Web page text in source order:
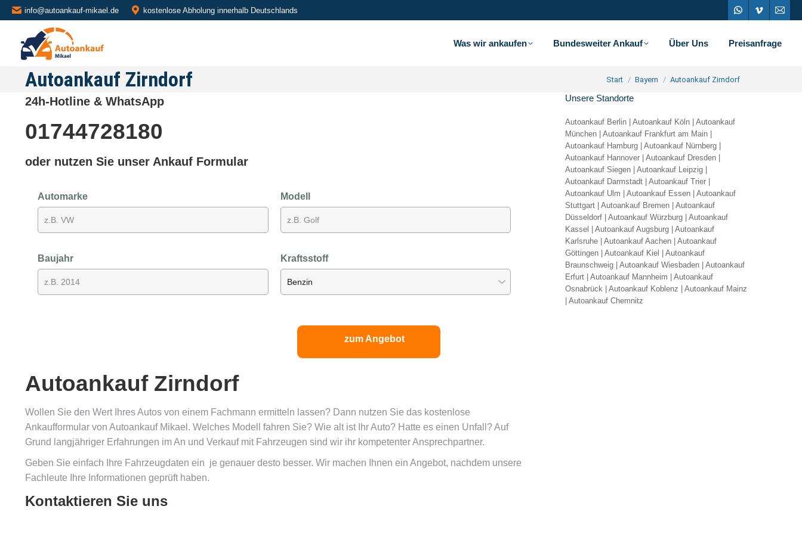
info@autoankauf-mikael.de kostenlose Abholung innerhalb Deutschlands
Whatsapp
page
in
Vimeo
page
E-
Mail
Was wir ankaufen Bundesweiter Ankauf Über Uns Preisanfrage
Autoankauf Zirndorf Sie befinden sich hier:
Start Bayern Autoankauf Zirndorf
24h-Hotline & WhatsApp
01744728180
oder nutzen Sie unser Ankauf Formular
Automarke
Baujahr
Modell
Kraftsstoff
zum Angebot
Autoankauf Zirndorf
Wollen Sie den Wert Ihres Autos von einem Fachmann ermitteln lassen? Dann nutzen Sie das kostenlose
Ankaufformular von Autoankauf Mikael. Welches Modell fahren Sie? Wie alt ist Ihr Auto? Hatte es einen Unfall? Auf
Grund langjähriger Erfahrungen im An und Verkauf mit Fahrzeugen sind wir ihr kompetenter Ansprechpartner.
Geben Sie einfach Ihre Fahrzeugdaten ein  je genauer desto besser. Wir machen Ihnen ein Angebot, nachdem unsere
Fachleute Ihre Informationen geprüft haben.
Kontaktieren Sie uns
Unsere Standorte
Autoankauf Berlin Autoankauf Köln
Autoankauf
München
Autoankauf Frankfurt am Main
Autoankauf Hamburg
Autoankauf Nürnberg
Autoankauf Hannover
Autoankauf Dresden
Autoankauf Siegen
Autoankauf Leipzig
Autoankauf Darmstadt
Autoankauf Trier
Autoankauf Ulm
Autoankauf Essen
Autoankauf
Stuttgart
Autoankauf Bremen
Autoankauf
Düsseldorf
Autoankauf Würzburg
Autoankauf
Kassel
Autoankauf Augsburg
Autoankauf
Karlsruhe
Autoankauf Aachen
Autoankauf
Göttingen
Autoankauf Kiel
Autoankauf
Braunschweig
Autoankauf Wiesbaden
Autoankauf
Erfurt
Autoankauf Mannheim
Autoankauf
Osnabrück
Autoankauf Koblenz
Autoankauf Mainz
Autoankauf Chemnitz